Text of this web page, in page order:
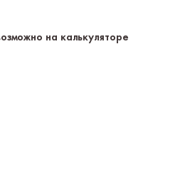
на калькуляторе